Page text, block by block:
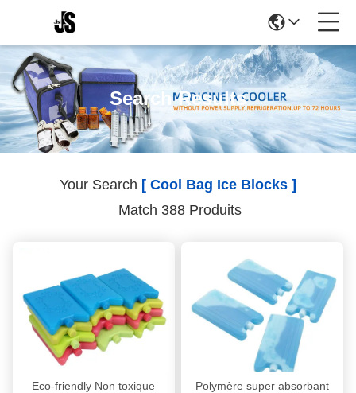
Search Results
Your Search [ Cool Bag Ice Blocks ]
Match 388 Produits
Eco-friendly Non toxique
Polymère super absorbant